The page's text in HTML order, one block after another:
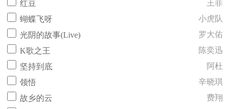
红豆
王菲
蝴蝶飞呀
小虎队
光阴的故事(Live)
罗大佑
K歌之王
陈奕迅
坚持到底
阿杜
领悟
辛晓琪
故乡的云
费翔